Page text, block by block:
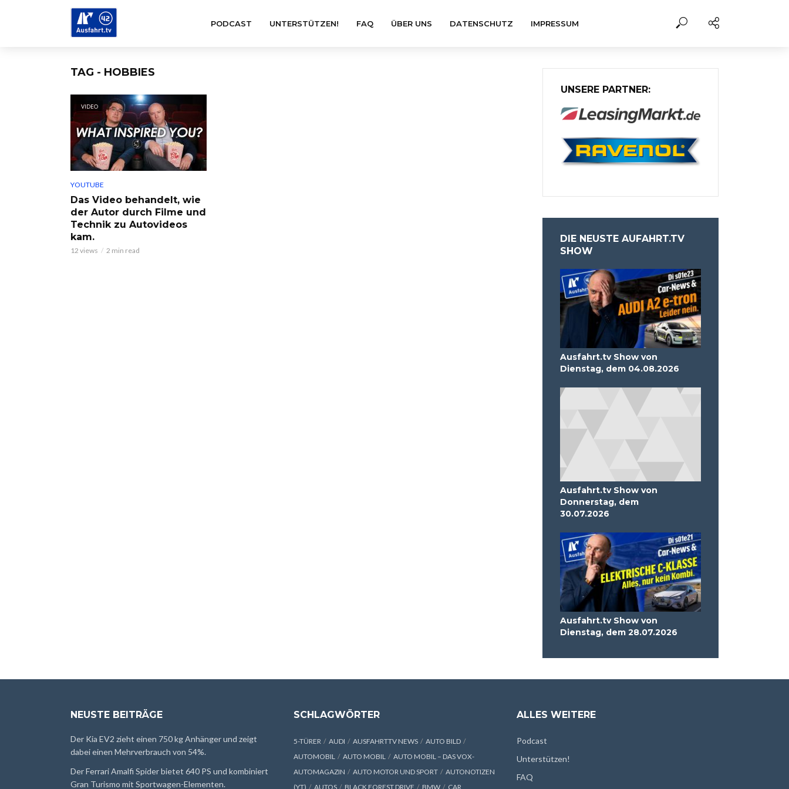
PODCAST UNTERSTÜTZEN! FAQ ÜBER UNS DATENSCHUTZ IMPRESSUM
TAG - HOBBIES
VIDEO
YOUTUBE
Das Video behandelt, wie
der Autor durch Filme und
Technik zu Autovideos
kam.
12 views 2 min read
UNSERE PARTNER:
DIE NEUSTE AUFAHRT.TV
SHOW
Ausfahrt.tv Show von
Dienstag, dem 04.08.2026
Ausfahrt.tv Show von
Donnerstag, dem
30.07.2026
Ausfahrt.tv Show von
Dienstag, dem 28.07.2026
NEUSTE BEITRÄGE
Der Kia EV2 zieht einen 750 kg Anhänger und zeigt
dabei einen Mehrverbrauch von 54%.
Der Ferrari Amalfi Spider bietet 640 PS und kombiniert
Gran Turismo mit Sportwagen-Elementen.
SCHLAGWÖRTER
5-TÜRER AUDI AUSFAHRTTV NEWS
AUTO BILD
AUTOMOBIL
AUTO MOBIL
AUTO MOBIL – DAS VOX-
AUTOMAGAZIN
AUTO MOTOR UND SPORT
AUTONOTIZEN
(YT)
AUTOS BLACK FOREST DRIVE BMW CAR
ALLES WEITERE
Podcast
Unterstützen!
FAQ